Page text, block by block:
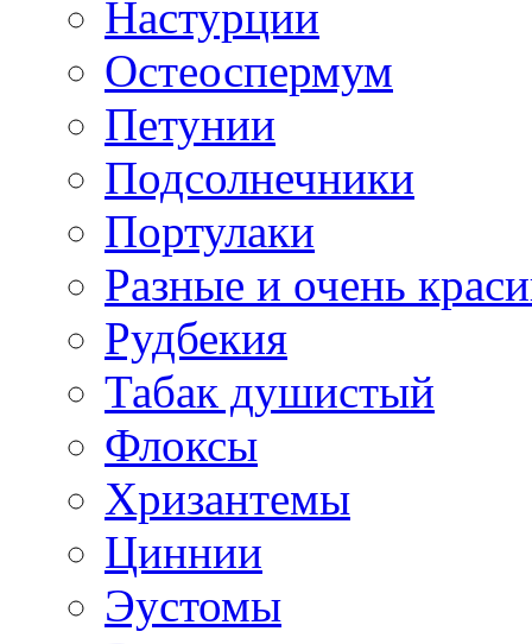
Настурции
Остеоспермум
Петунии
Подсолнечники
Портулаки
Разные и очень
Рудбекия
Табак душистый
Флоксы
Хризантемы
Циннии
Эустомы